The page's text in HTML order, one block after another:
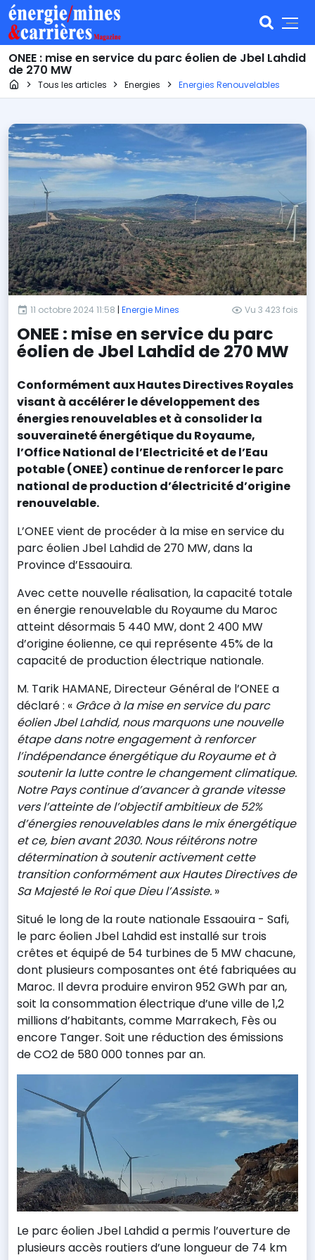
ONEE : mise en service du parc éolien de Jbel Lahdid
de 270 MW
Page d'accueil
Tous les articles Energies Energies Renouvelables
11 octobre 2024 11:58 | Energie Mines Vu 3 423 fois
ONEE : mise en service du parc
éolien de Jbel Lahdid de 270 MW
Conformément aux Hautes Directives Royales
visant à accélérer le développement des
énergies renouvelables et à consolider la
souveraineté énergétique du Royaume,
l’Office National de l’Electricité et de l’Eau
potable (ONEE) continue de renforcer le parc
national de production d’électricité d’origine
renouvelable.
L’ONEE vient de procéder à la mise en service du
parc éolien Jbel Lahdid de 270 MW, dans la
Province d’Essaouira.
Avec cette nouvelle réalisation, la capacité totale
en énergie renouvelable du Royaume du Maroc
atteint désormais 5 440 MW, dont 2 400 MW
d’origine éolienne, ce qui représente 45% de la
capacité de production électrique nationale.
M. Tarik HAMANE, Directeur Général de l’ONEE a
déclaré : « Grâce à la mise en service du parc
éolien Jbel Lahdid, nous marquons une nouvelle
étape dans notre engagement à renforcer
l’indépendance énergétique du Royaume et à
soutenir la lutte contre le changement climatique.
Notre Pays continue d’avancer à grande vitesse
vers l’atteinte de l’objectif ambitieux de 52%
d’énergies renouvelables dans le mix énergétique
et ce, bien avant 2030. Nous réitérons notre
détermination à soutenir activement cette
transition conformément aux Hautes Directives de
Sa Majesté le Roi que Dieu l’Assiste. »
Situé le long de la route nationale Essaouira - Safi,
le parc éolien Jbel Lahdid est installé sur trois
crêtes et équipé de 54 turbines de 5 MW chacune,
dont plusieurs composantes ont été fabriquées au
Maroc. Il devra produire environ 952 GWh par an,
soit la consommation électrique d’une ville de 1,2
millions d’habitants, comme Marrakech, Fès ou
encore Tanger. Soit une réduction des émissions
de CO2 de 580 000 tonnes par an.
Le parc éolien Jbel Lahdid a permis l’ouverture de
plusieurs accès routiers d’une longueur de 74 km